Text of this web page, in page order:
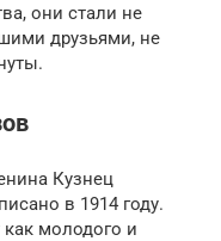
они стали не
друзьями, не
Кузнец
в 1914 году.
молодого и